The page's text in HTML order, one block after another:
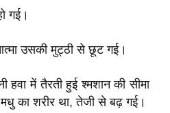
गई।
उसकी मुट्ठी से छूट गई।
हवा में तैरती हुई श्मशान की सीमा
का शरीर था, तेजी से बढ़ गई।